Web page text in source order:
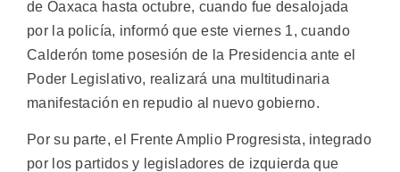
de Oaxaca hasta octubre, cuando fue desalojada
por la policía, informó que este viernes 1, cuando
Calderón tome posesión de la Presidencia ante el
Poder Legislativo, realizará una multitudinaria
manifestación en repudio al nuevo gobierno.
Por su parte, el Frente Amplio Progresista, integrado
por los partidos y legisladores de izquierda que